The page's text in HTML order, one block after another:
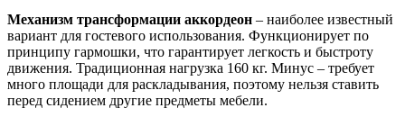
Механизм трансформации аккордеон – наиболее известный
вариант для гостевого использования. Функционирует по
принципу гармошки, что гарантирует легкость и быстроту
движения. Традиционная нагрузка 160 кг. Минус – требует
много площади для раскладывания, поэтому нельзя ставить
перед сидением другие предметы мебели.